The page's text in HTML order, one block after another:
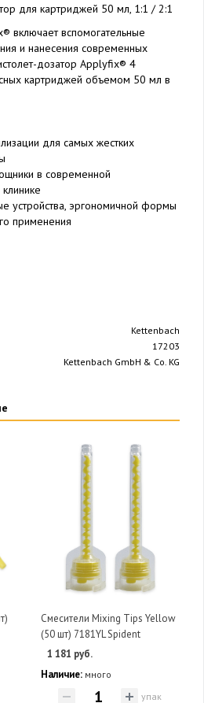
для картриджей 50 мл, 1:1 / 2:1
включает вспомогательные
и нанесения современных
дозатор Applyfix® 4
картриджей объемом 50 мл в
для самых жестких
в современной
устройства, эргономичной формы
применения
Kettenbach
17203
Kettenbach GmbH & Co. KG
Смесители Mixing Tips Yellow
(50 шт) 7181YL Spident
1 181 руб.
Наличие: много
упак